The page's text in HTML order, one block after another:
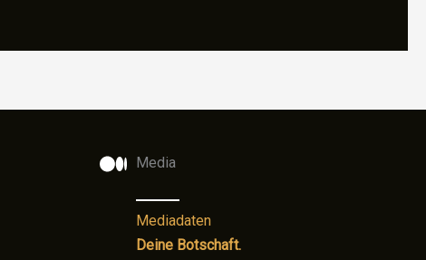
Media
Mediadaten
Deine Botschaft.